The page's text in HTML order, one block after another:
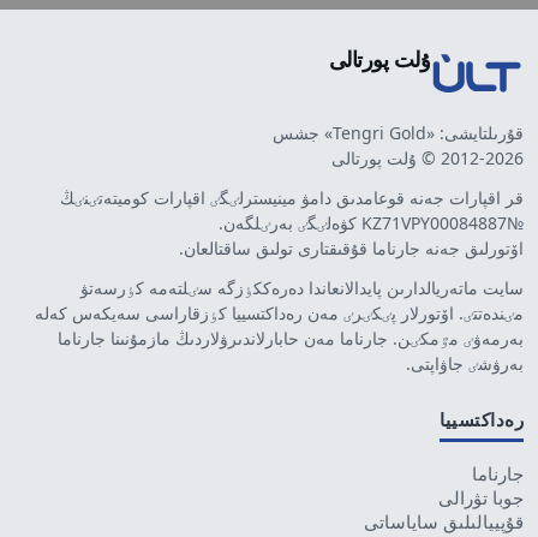
ۇلت پورتالى
قۇرىلتايشى: «Tengri Gold» جشس
2012-2026 © ۇلت پورتالى
قر اقپارات جەنە قوعامدىق دامۋ مينيسترلٸگٸ اقپارات كوميتەتٸنٸڭ
№KZ71VPY00084887 كۋەلٸگٸ بەرٸلگەن.
اۆتورلىق جەنە جارناما قۇقىقتارى تولىق ساقتالعان.
سايت ماتەريالدارىن پايدالانعاندا دەرەككٶزگە سٸلتەمە كٶرسەتۋ
مٸندەتتٸ. اۆتورلار پٸكٸرٸ مەن رەداكتسييا كٶزقاراسى سەيكەس كەلە
بەرمەۋٸ مٷمكٸن. جارناما مەن حابارلاندىرۋلاردىڭ مازمۇنىنا جارناما
بەرۋشٸ جاۋاپتى.
رەداكتسييا
جارناما
جوبا تۋرالى
قۇپييالىلىق ساياساتى